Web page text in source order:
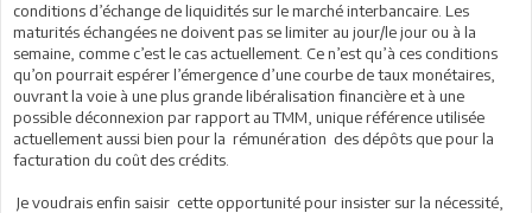
conditions d’échange de liquidités sur le marché interbancaire. Les
maturités échangées ne doivent pas se limiter au jour/le jour ou à la
semaine, comme c’est le cas actuellement. Ce n’est qu’à ces conditions
qu’on pourrait espérer l’émergence d’une courbe de taux monétaires,
ouvrant la voie à une plus grande libéralisation financière et à une
possible déconnexion par rapport au TMM, unique référence utilisée
actuellement aussi bien pour la rémunération des dépôts que pour la
facturation du coût des crédits.
Je voudrais enfin saisir cette opportunité pour insister sur la nécessité,